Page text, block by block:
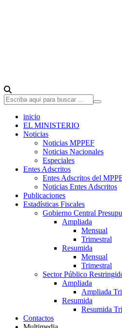
inicio
EL MINISTERIO
Noticias
Noticias MPPEF
Noticias Nacionales
Especiales
Entes Adscritos
Entes Adscritos del
Noticias Entes Adscritos
Publicaciones
Estadísticas Fiscales
Gobierno Central
Ampliada
Mensual
Trimestral
Resumida
Mensual
Trimestral
Sector Público
Ampliada
Ampliada
Resumida
Resumida
Contactos